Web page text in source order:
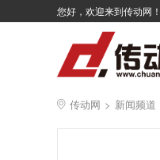
您好，欢迎来到传动网！
传动网 > 新闻频道